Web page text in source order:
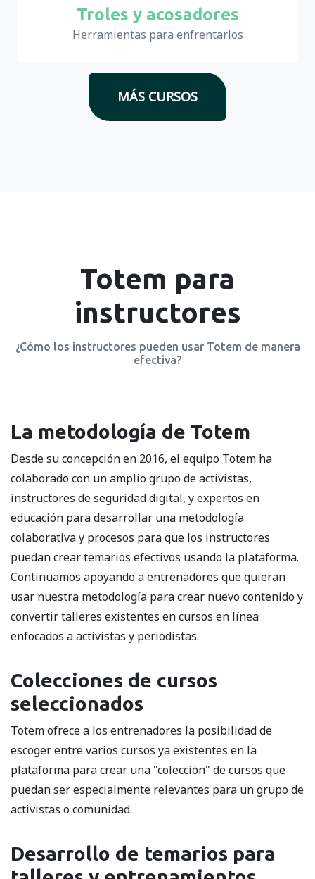
Troles y acosadores
Herramientas para enfrentarlos
MÁS CURSOS
Totem para
instructores
¿Cómo los instructores pueden usar Totem de manera
efectiva?
La metodología de Totem
Desde su concepción en 2016, el equipo Totem ha
colaborado con un amplio grupo de activistas,
instructores de seguridad digital, y expertos en
educación para desarrollar una metodología
colaborativa y procesos para que los instructores
puedan crear temarios efectivos usando la plataforma.
Continuamos apoyando a entrenadores que quieran
usar nuestra metodología para crear nuevo contenido y
convertir talleres existentes en cursos en línea
enfocados a activistas y periodistas.
Colecciones de cursos
seleccionados
Totem ofrece a los entrenadores la posibilidad de
escoger entre varios cursos ya existentes en la
plataforma para crear una "colección" de cursos que
puedan ser especialmente relevantes para un grupo de
activistas o comunidad.
Desarrollo de temarios para